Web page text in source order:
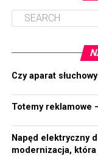
Kiedy
Warto rozważyć
kilku konkretnych
Leczenie
pomóc w
urazach
obrzęki i
Czy aparat
Totemy reklamowe
Napęd elektryczny
modernizacja,